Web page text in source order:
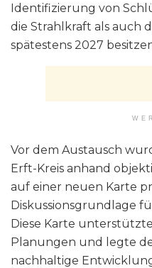
Identifizierung von
die Strahlkraft als auch
spätestens 2027
Vor dem Austausch
Erft-Kreis anhand
auf einer neuen Karte
Diskussionsgrundlage
Diese Karte
Planungen und legte
nachhaltige